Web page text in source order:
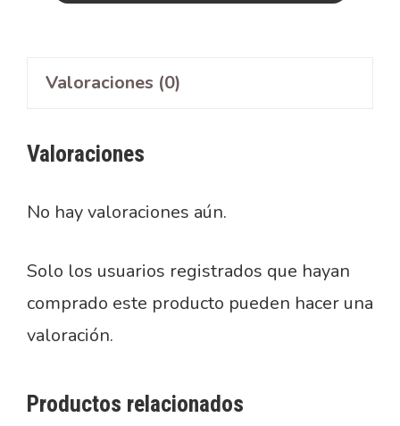
Valoraciones (0)
Valoraciones
No hay valoraciones aún.
Solo los usuarios registrados que hayan
comprado este producto pueden hacer una
valoración.
Productos relacionados